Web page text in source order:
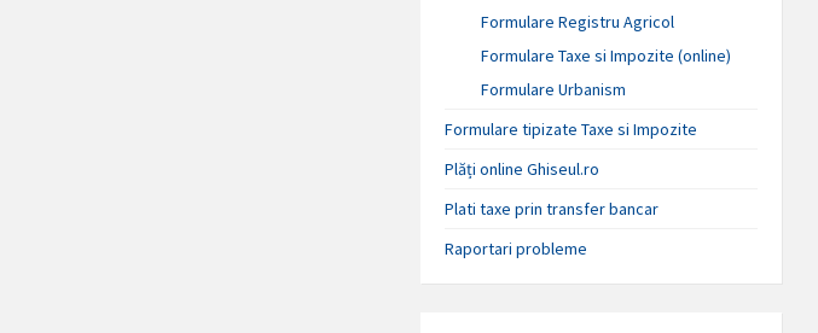
Formulare Registru Agricol
Formulare Taxe si Impozite (online)
Formulare Urbanism
Formulare tipizate Taxe si Impozite
Plăți online Ghiseul.ro
Plati taxe prin transfer bancar
Raportari probleme